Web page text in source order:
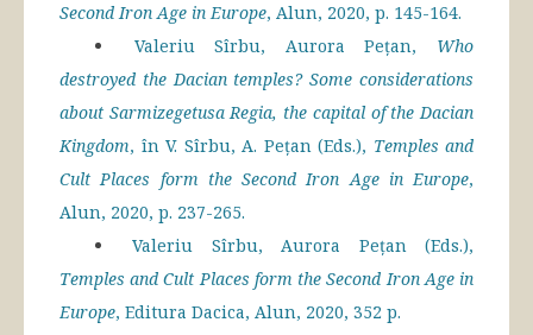
Second Iron Age in Europe, Alun, 2020, p. 145-164.
Valeriu Sîrbu, Aurora Pețan, Who
destroyed the Dacian temples? Some considerations
about Sarmizegetusa Regia, the capital of the Dacian
Kingdom, în V. Sîrbu, A. Pețan (Eds.), Temples and
Cult Places form the Second Iron Age in Europe,
Alun, 2020, p. 237-265.
Valeriu Sîrbu, Aurora Pețan (Eds.),
Temples and Cult Places form the Second Iron Age in
Europe, Editura Dacica, Alun, 2020, 352 p.